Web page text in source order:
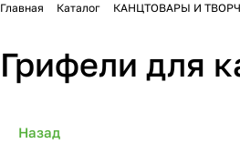
Главная Каталог КАНЦТОВАРЫ И
Грифели для
Назад